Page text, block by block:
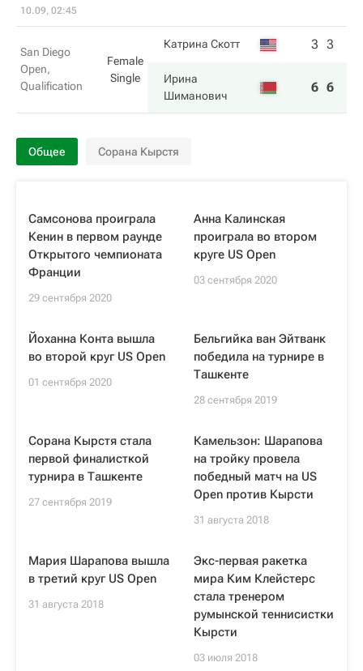
10.09, 02:45
San Diego
Open,
Qualification
Female
Single
Катрина Скотт 3 3
Ирина
Шиманович
6 6
Общее Сорана Кырстя
Самсонова проиграла
Кенин в первом раунде
Открытого чемпионата
Франции
29 сентября 2020
Анна Калинская
проиграла во втором
круге US Open
03 сентября 2020
Йоханна Конта вышла
во второй круг US Open
01 сентября 2020
Бельгийка ван Эйтванк
победила на турнире в
Ташкенте
28 сентября 2019
Сорана Кырстя стала
первой финалисткой
турнира в Ташкенте
27 сентября 2019
Камельзон: Шарапова
на тройку провела
победный матч на US
Open против Кырсти
31 августа 2018
Мария Шарапова вышла
в третий круг US Open
31 августа 2018
Экс-первая ракетка
мира Ким Клейстерс
стала тренером
румынской теннисистки
Кырсти
03 июля 2018